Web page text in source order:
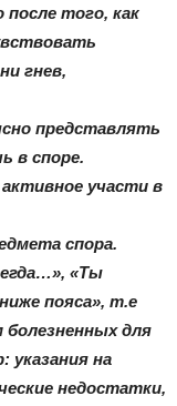
того, как
гнев,
представлять
в споре.
участи в
спора.
«Ты
пояса», т.е
для
указания на
недостатки,